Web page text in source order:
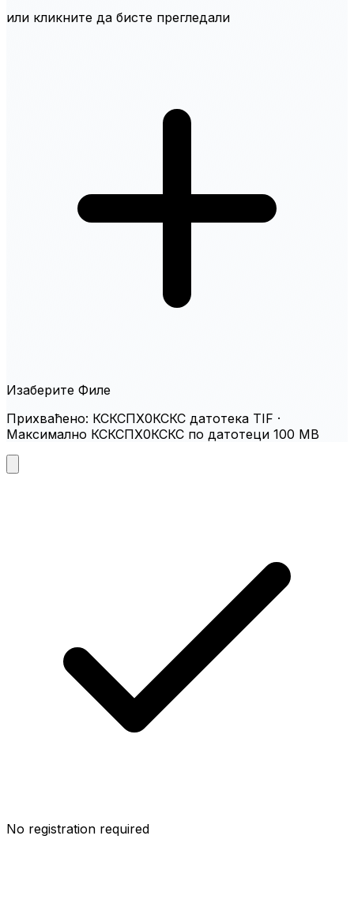
или кликните да бисте прегледали
Изаберите Филе
Прихваћено: КСКСПХ0КСКС датотека TIF ·
Максимално КСКСПХ0КСКС по датотеци 100 MB
No registration required